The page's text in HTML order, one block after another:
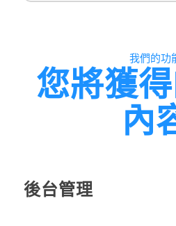
我們的功
您將獲
內
後台管理